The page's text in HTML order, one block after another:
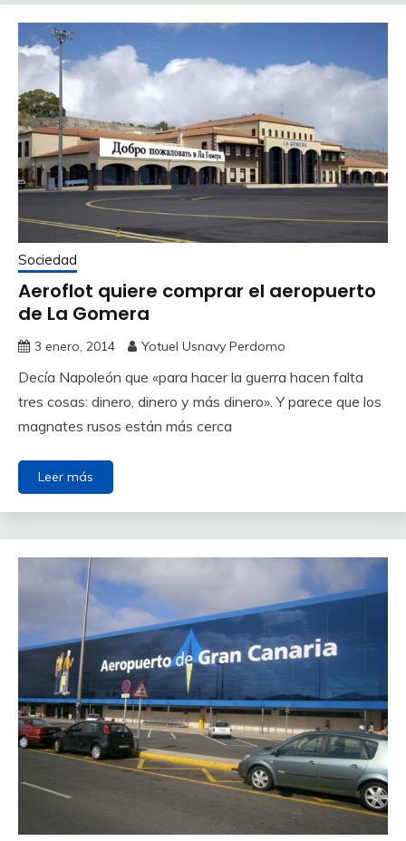
Sociedad
Aeroflot quiere comprar el aeropuerto
de La Gomera
3 enero, 2014 Yotuel Usnavy Perdomo
Decía Napoleón que «para hacer la guerra hacen falta
tres cosas: dinero, dinero y más dinero». Y parece que los
magnates rusos están más cerca
Leer más